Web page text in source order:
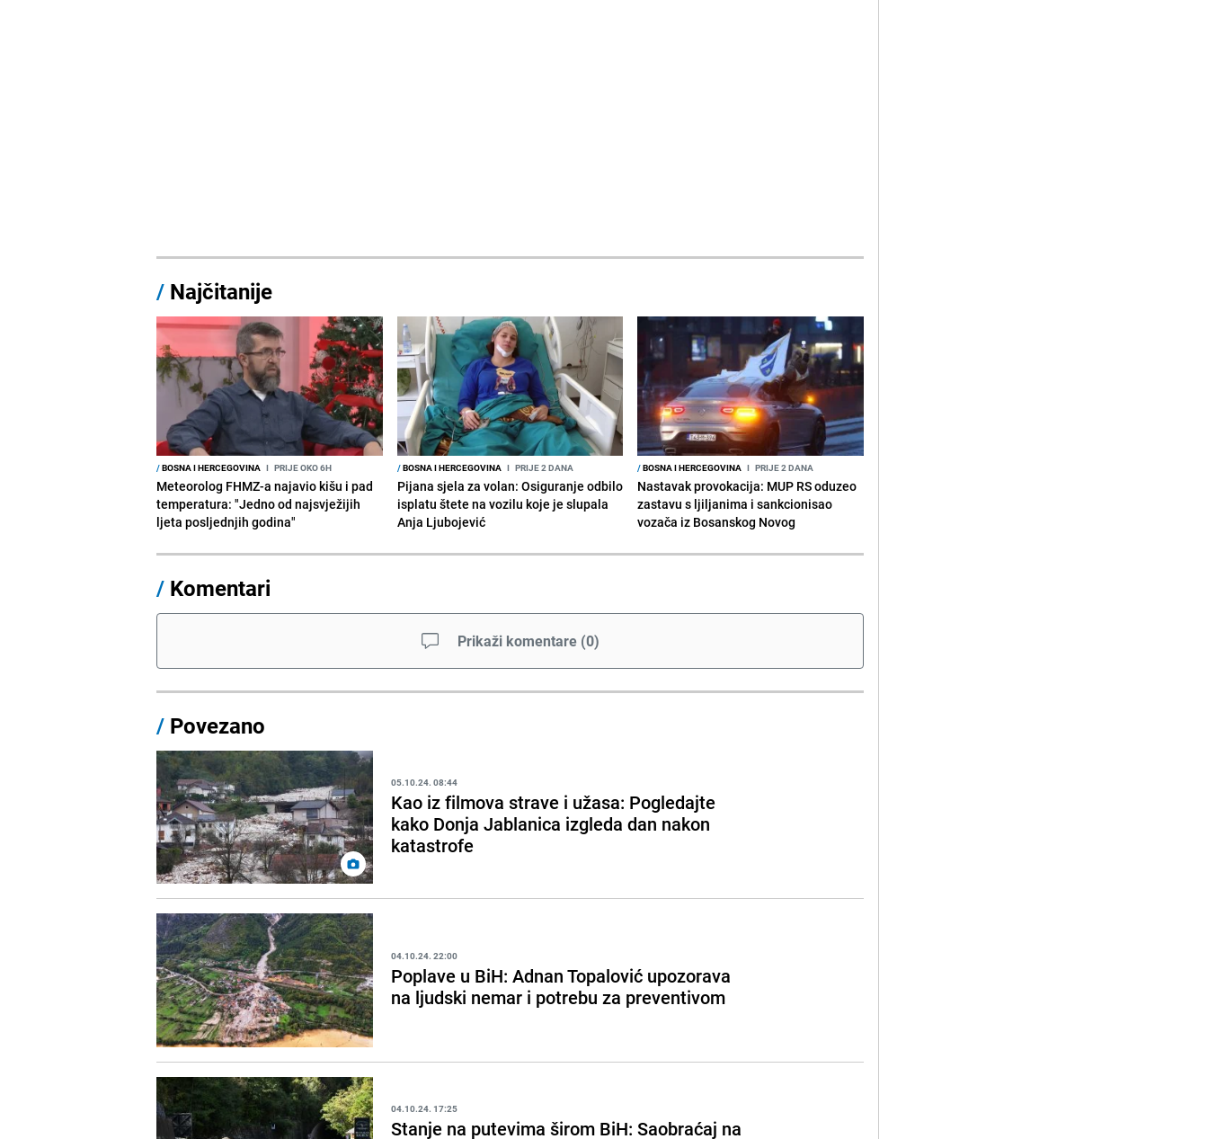
/ Najčitanije
/BOSNA I HERCEGOVINA I PRIJE OKO 6H
Meteorolog FHMZ-a najavio kišu i pad
temperatura: "Jedno od najsvježijih
ljeta posljednjih godina"
/BOSNA I HERCEGOVINA I PRIJE 2 DANA
Pijana sjela za volan: Osiguranje odbilo
isplatu štete na vozilu koje je slupala
Anja Ljubojević
/BOSNA I HERCEGOVINA I PRIJE 2 DANA
Nastavak provokacija: MUP RS oduzeo
zastavu s ljiljanima i sankcionisao
vozača iz Bosanskog Novog
/ Komentari
Prikaži komentare (0)
/ Povezano
05.10.24. 08:44
Kao iz filmova strave i užasa: Pogledajte
kako Donja Jablanica izgleda dan nakon
katastrofe
04.10.24. 22:00
Poplave u BiH: Adnan Topalović upozorava
na ljudski nemar i potrebu za preventivom
04.10.24. 17:25
Stanje na putevima širom BiH: Saobraćaj na